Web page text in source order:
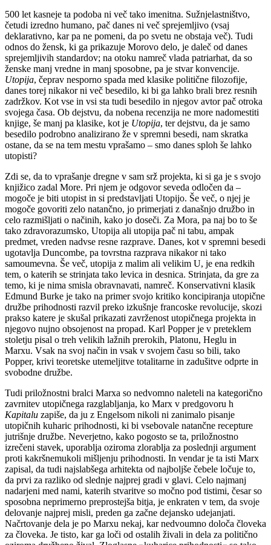
500 let kasneje ta podoba ni več tako imenitna. Sužnjelastništvo,
četudi izredno humano, pač danes ni več sprejemljivo (vsaj
deklarativno, kar pa ne pomeni, da po svetu ne obstaja več). Tudi
odnos do žensk, ki ga prikazuje Morovo delo, je daleč od danes
sprejemljivih standardov; na otoku namreč vlada patriarhat, da so
ženske manj vredne in manj sposobne, pa je stvar konvencije.
Utopija, čeprav nesporno spada med klasike politične filozofije,
danes torej nikakor ni več besedilo, ki bi ga lahko brali brez resnih
zadržkov. Kot vse in vsi sta tudi besedilo in njegov avtor pač otroka
svojega časa. Ob dejstvu, da nobena recenzija ne more nadomestiti
knjige, še manj pa klasike, kot je Utopija, ter dejstvu, da je samo
besedilo podrobno analizirano že v spremni besedi, nam skratka
ostane, da se na tem mestu vprašamo – smo danes sploh še lahko
utopisti?
Zdi se, da to vprašanje dregne v sam srž projekta, ki si ga je s svojo
knjižico zadal More. Pri njem je odgovor seveda odločen da –
mogoče je biti utopist in si predstavljati Utopijo. Še več, o njej je
mogoče govoriti zelo natančno, jo primerjati z današnjo družbo in
celo razmišljati o načinih, kako jo doseči. Za Mora, pa naj bo to še
tako zdravorazumsko, Utopija ali utopija pač ni tabu, ampak
predmet, vreden nadvse resne razprave. Danes, kot v spremni besedi
ugotavlja Duncombe, pa tovrstna razprava nikakor ni tako
samoumevna. Še več, utopija z malim ali velikim U, je ena redkih
tem, o katerih se strinjata tako levica in desnica. Strinjata, da gre za
temo, ki je nima smisla obravnavati, namreč. Konservativni klasik
Edmund Burke je tako na primer svojo kritiko koncipiranja utopične
družbe prihodnosti razvil preko izkušnje francoske revolucije, skozi
prakso katere je skušal prikazati zavrženost utopičnega projekta in
njegovo nujno obsojenost na propad. Karl Popper je v preteklem
stoletju pisal o treh velikih lažnih prerokih, Platonu, Heglu in
Marxu. Vsak na svoj način in vsak v svojem času so bili, tako
Popper, krivi teoretske utemeljitve totalitarne in zadušitve odprte in
svobodne družbe.
Tudi priložnostni bralci Marxa so nedvomno naleteli na kategorično
zavrnitev utopičnega razglabljanja, ko Marx v predgovoru h
Kapitalu zapiše, da ju z Engelsom nikoli ni zanimalo pisanje
utopičnih kuharic prihodnosti, ki bi vsebovale natančne recepture
jutrišnje družbe. Neverjetno, kako pogosto se ta, priložnostno
izrečeni stavek, uporablja oziroma zlorablja za poslednji argument
proti kakršnemukoli mišljenju prihodnosti. In vendar je ta isti Marx
zapisal, da tudi najslabšega arhitekta od najboljše čebele ločuje to,
da prvi za razliko od slednje najprej gradi v glavi. Celo najmanj
nadarjeni med nami, katerih stvaritve so močno pod tistimi, česar so
sposobna neprimerno preprostejša bitja, je enkraten v tem, da svoje
delovanje najprej misli, preden ga začne dejansko udejanjati.
Načrtovanje dela je po Marxu nekaj, kar nedvoumno določa človeka
za človeka. Je tisto, kar ga loči od ostalih živali in dela za politično